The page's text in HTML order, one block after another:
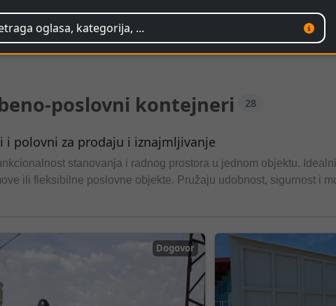
poslovni kontejneri 28
polovni za prodaju i iznajmljivanje
stanovanja i radnog prostora u jednom objektu.
ili fleksibilne poslovne objekte. Pružaju udobnost, sigurnost i
rešenje za privremene poslovne i stambene potrebe.
Dogovor